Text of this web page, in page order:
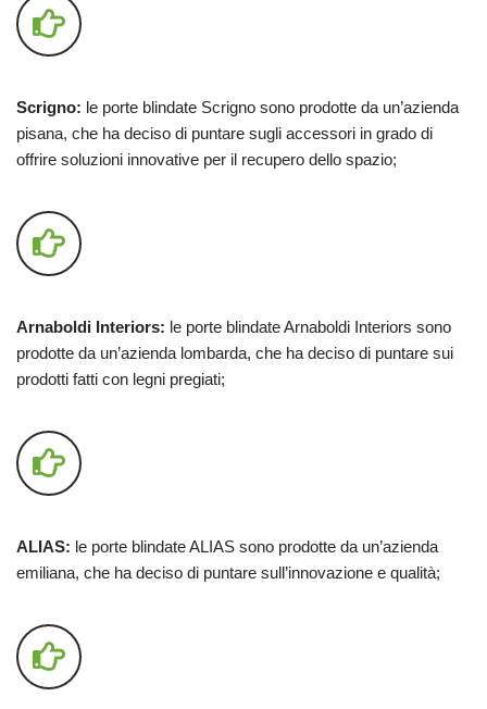
Scrigno: le porte blindate Scrigno sono prodotte da un’azienda
pisana, che ha deciso di puntare sugli accessori in grado di
offrire soluzioni innovative per il recupero dello spazio;
Arnaboldi Interiors: le porte blindate Arnaboldi Interiors sono
prodotte da un’azienda lombarda, che ha deciso di puntare sui
prodotti fatti con legni pregiati;
ALIAS: le porte blindate ALIAS sono prodotte da un’azienda
emiliana, che ha deciso di puntare sull’innovazione e qualità;